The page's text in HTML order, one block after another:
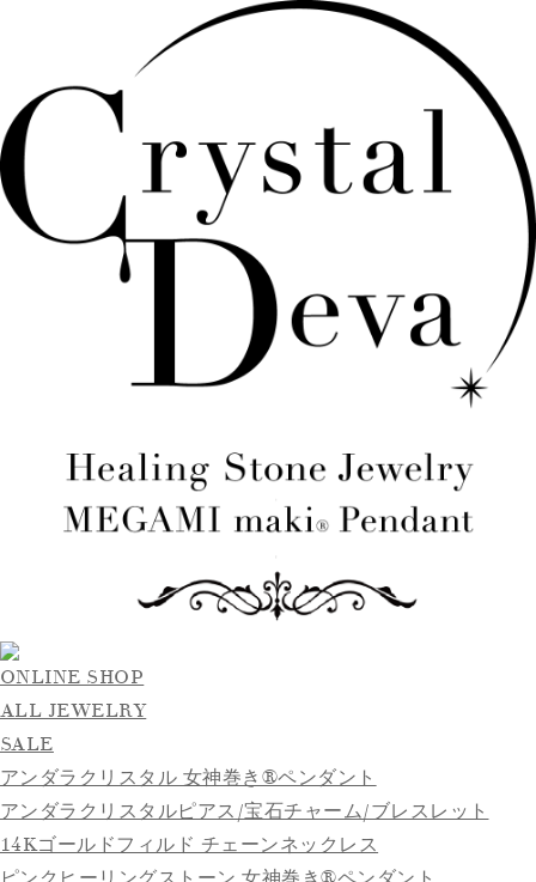
ONLINE SHOP
ALL JEWELRY
SALE
アンダラクリスタル 女神巻き®ペンダント
アンダラクリスタルピアス/宝石チャーム/ブレスレット
14Kゴールドフィルド チェーンネックレス